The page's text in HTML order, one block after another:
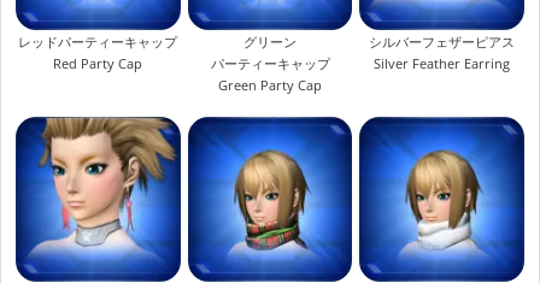
レッドパーティーキャップ
Red Party Cap
グリーン
パーティーキャップ
Green Party Cap
シルバーフェザーピアス
Silver Feather Earring